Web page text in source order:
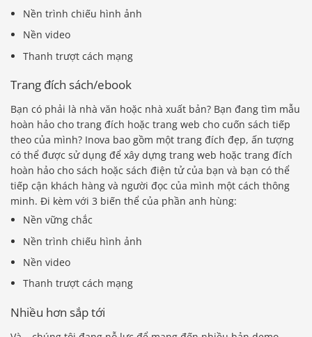
Nền trình chiếu hình ảnh
Nền video
Thanh trượt cách mạng
Trang đích sách/ebook
Bạn có phải là nhà văn hoặc nhà xuất bản? Bạn đang tìm mẫu
hoàn hảo cho trang đích hoặc trang web cho cuốn sách tiếp
theo của mình? Inova bao gồm một trang đích đẹp, ấn tượng
có thể được sử dụng để xây dựng trang web hoặc trang đích
hoàn hảo cho sách hoặc sách điện tử của bạn và bạn có thể
tiếp cận khách hàng và người đọc của mình một cách thông
minh. Đi kèm với 3 biến thể của phần anh hùng:
Nền vững chắc
Nền trình chiếu hình ảnh
Nền video
Thanh trượt cách mạng
Nhiều hơn sắp tới